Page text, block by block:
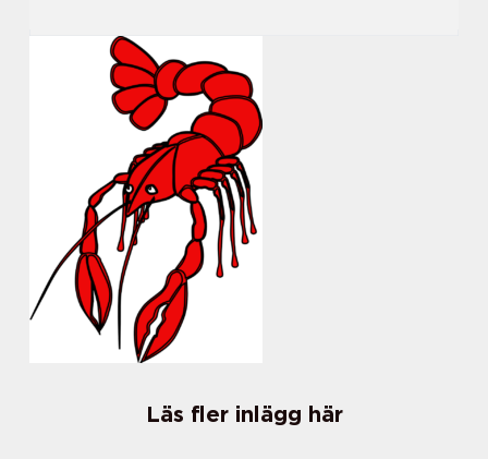
Läs fler inlägg här